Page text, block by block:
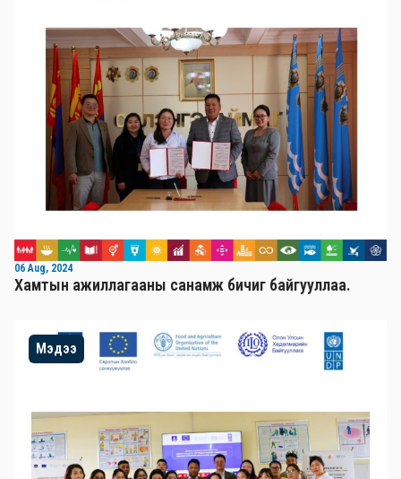
06 Aug, 2024
Хамтын ажиллагааны санамж бичиг байгууллаа.
Мэдээ